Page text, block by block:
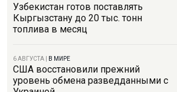
Узбекистан готов поставлять
Кыргызстану до 20 тыс. тонн
топлива в месяц
6 АВГУСТА В МИРЕ
США восстановили прежний
уровень обмена разведданными с